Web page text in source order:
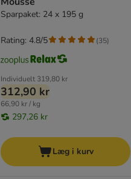
Sparpaket: 24 x 195 g
Individuelt 319,80 kr
312,90 kr
66,90 kr / kg
297,26 kr
Rating: 4.8/5 (35)
Læg i kurv